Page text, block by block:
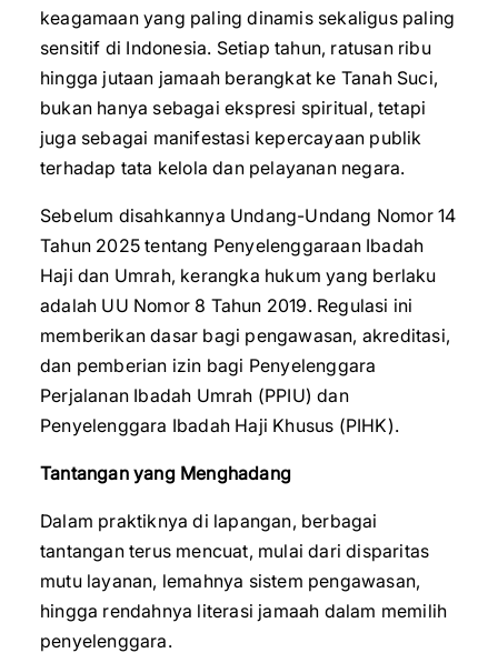
keagamaan yang paling dinamis sekaligus paling
sensitif di Indonesia. Setiap tahun, ratusan ribu
hingga jutaan jamaah berangkat ke Tanah Suci,
bukan hanya sebagai ekspresi spiritual, tetapi
juga sebagai manifestasi kepercayaan publik
terhadap tata kelola dan pelayanan negara.
Sebelum disahkannya Undang-Undang Nomor 14
Tahun 2025 tentang Penyelenggaraan Ibadah
Haji dan Umrah, kerangka hukum yang berlaku
adalah UU Nomor 8 Tahun 2019. Regulasi ini
memberikan dasar bagi pengawasan, akreditasi,
dan pemberian izin bagi Penyelenggara
Perjalanan Ibadah Umrah (PPIU) dan
Penyelenggara Ibadah Haji Khusus (PIHK).
Tantangan yang Menghadang
Dalam praktiknya di lapangan, berbagai
tantangan terus mencuat, mulai dari disparitas
mutu layanan, lemahnya sistem pengawasan,
hingga rendahnya literasi jamaah dalam memilih
penyelenggara.